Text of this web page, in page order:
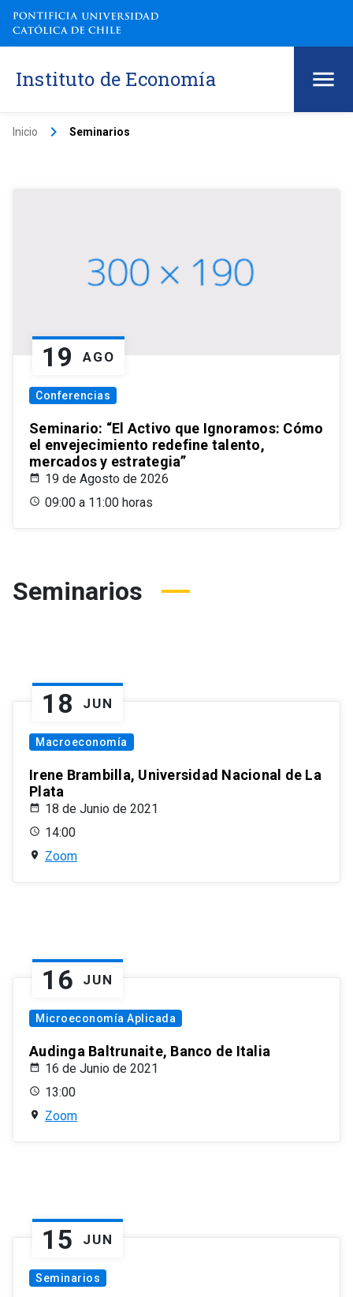
Instituto de Economía
Inicio keyboard_arrow_right Seminarios
19 AGO
Conferencias
Seminario: “El Activo que Ignoramos: Cómo
el envejecimiento redefine talento,
mercados y estrategia”
19 de Agosto de 2026
09:00 a 11:00 horas
Seminarios
18 JUN
Macroeconomía
Irene Brambilla, Universidad Nacional de La
Plata
18 de Junio de 2021
14:00
Zoom
16 JUN
Microeconomía Aplicada
Audinga Baltrunaite, Banco de Italia
16 de Junio de 2021
13:00
Zoom
15 JUN
Seminarios